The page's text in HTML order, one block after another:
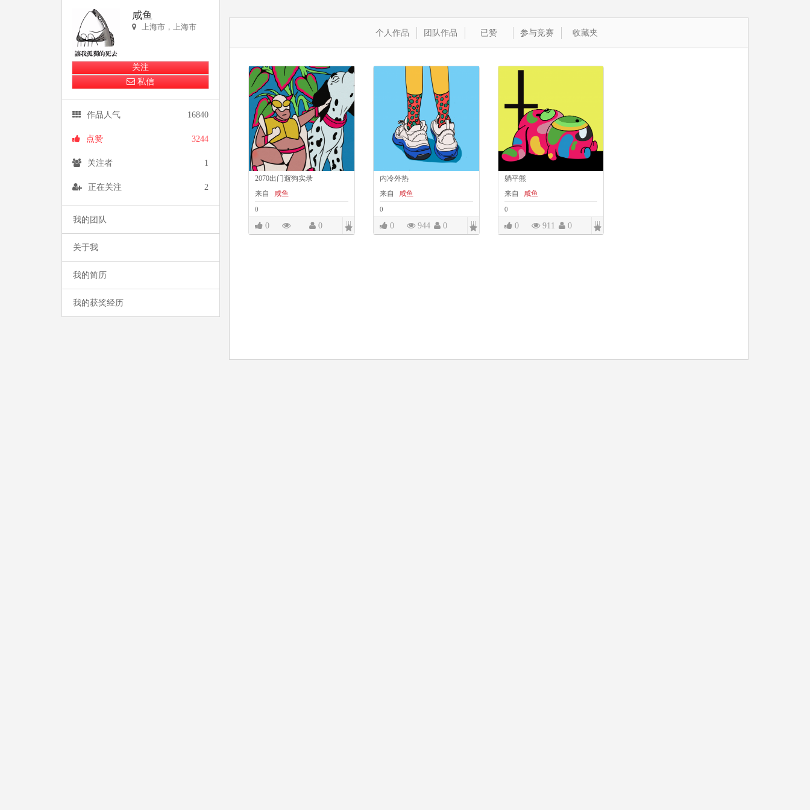
咸鱼
上海市，上海市
关注
私信
作品人气 16840
点赞 3244
关注者 1
正在关注 2
我的团队
关于我
我的简历
我的获奖经历
个人作品 团队作品 已赞 参与竞赛 收藏夹
2070出门遛狗实录
来自
咸鱼
0
0
0 |||
内冷外热
来自
咸鱼
0
0 944 0 |||
躺平熊
来自
咸鱼
0
0 911 0 |||